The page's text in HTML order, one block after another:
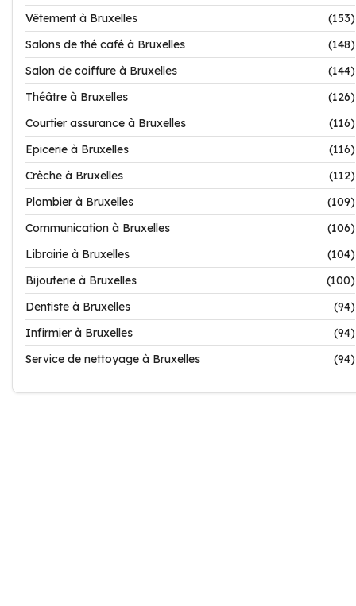
Vêtement à Bruxelles
(153)
Salons de thé café à Bruxelles
(148)
Salon de coiffure à Bruxelles
(144)
Théâtre à Bruxelles
(126)
Courtier assurance à Bruxelles
(116)
Epicerie à Bruxelles
(116)
Crèche à Bruxelles
(112)
Plombier à Bruxelles
(109)
Communication à Bruxelles
(106)
Librairie à Bruxelles
(104)
Bijouterie à Bruxelles
(100)
Dentiste à Bruxelles
(94)
Infirmier à Bruxelles
(94)
Service de nettoyage à Bruxelles
(94)